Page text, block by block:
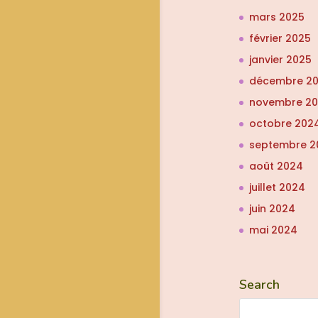
mars 2025
février 2025
janvier 2025
décembre
novembre
octobre
septembre
août 2024
juillet 2024
juin 2024
mai 2024
Search